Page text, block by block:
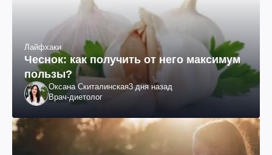
Лайфхаки
Чеснок: как получить от него максимум
пользы?
Оксана Скиталинская3 дня назад
Врач-диетолог